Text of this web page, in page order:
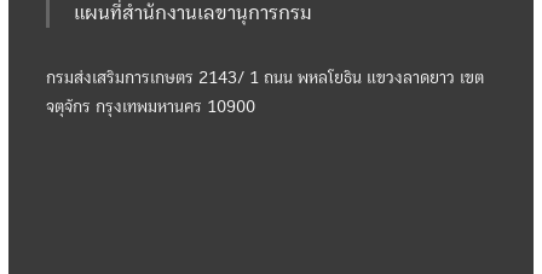
แผนที่สำนักงานเลขานุการกรม
กรมส่งเสริมการเกษตร 2143/ 1 ถนน พหลโยธิน แขวงลาดยาว เขต
จตุจักร กรุงเทพมหานคร 10900